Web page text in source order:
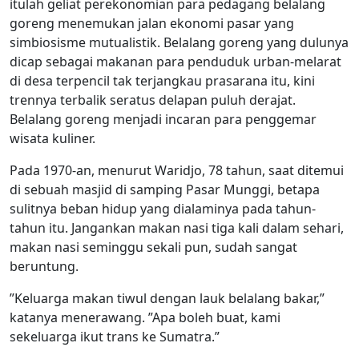
itulah geliat perekonomian para pedagang belalang
goreng menemukan jalan ekonomi pasar yang
simbiosisme mutualistik. Belalang goreng yang dulunya
dicap sebagai makanan para penduduk urban-melarat
di desa terpencil tak terjangkau prasarana itu, kini
trennya terbalik seratus delapan puluh derajat.
Belalang goreng menjadi incaran para penggemar
wisata kuliner.
Pada 1970-an, menurut Waridjo, 78 tahun, saat ditemui
di sebuah masjid di samping Pasar Munggi, betapa
sulitnya beban hidup yang dialaminya pada tahun-
tahun itu. Jangankan makan nasi tiga kali dalam sehari,
makan nasi seminggu sekali pun, sudah sangat
beruntung.
”Keluarga makan tiwul dengan lauk belalang bakar,”
katanya menerawang. ”Apa boleh buat, kami
sekeluarga ikut trans ke Sumatra.”